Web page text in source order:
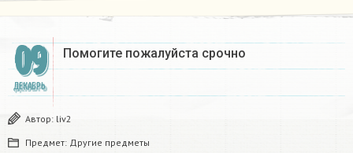
09
ДЕКАБРЬ
Помогите пожалуйста срочно
Автор: liv2
Предмет: Другие предметы